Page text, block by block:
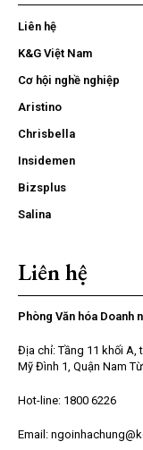
Liên hệ
K&G Việt Nam
Cơ hội nghề nghiệp
Aristino
Chrisbella
Insidemen
Bizsplus
Salina
Liên hệ
Phòng Văn hóa Doanh
Địa chỉ: Tầng 11 khối A,
Mỹ Đình 1, Quận Nam
Hot-line: 1800 6226
Email: